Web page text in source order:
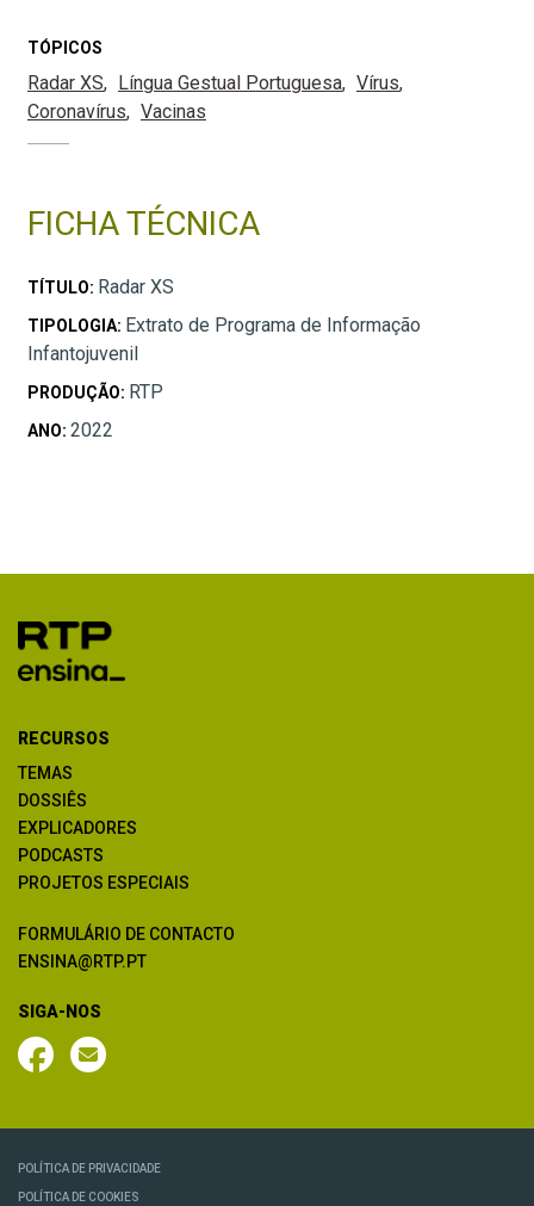
TÓPICOS
Radar XS Língua Gestual Portuguesa
Vírus
Coronavírus
Vacinas
FICHA TÉCNICA
TÍTULO: Radar XS
TIPOLOGIA: Extrato de Programa de Informação
Infantojuvenil
PRODUÇÃO: RTP
ANO: 2022
RECURSOS
TEMAS
DOSSIÊS
EXPLICADORES
PODCASTS
PROJETOS ESPECIAIS
FORMULÁRIO DE CONTACTO
ENSINA@RTP.PT
SIGA-NOS
POLÍTICA DE PRIVACIDADE
POLÍTICA DE COOKIES